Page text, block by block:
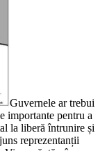
Guvernele ar trebui
importante pentru a
la liberă întrunire și
reprezentanții